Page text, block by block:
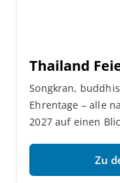
Thailand
Songkran,
Ehrentage – alle
2027 auf einen
Zu